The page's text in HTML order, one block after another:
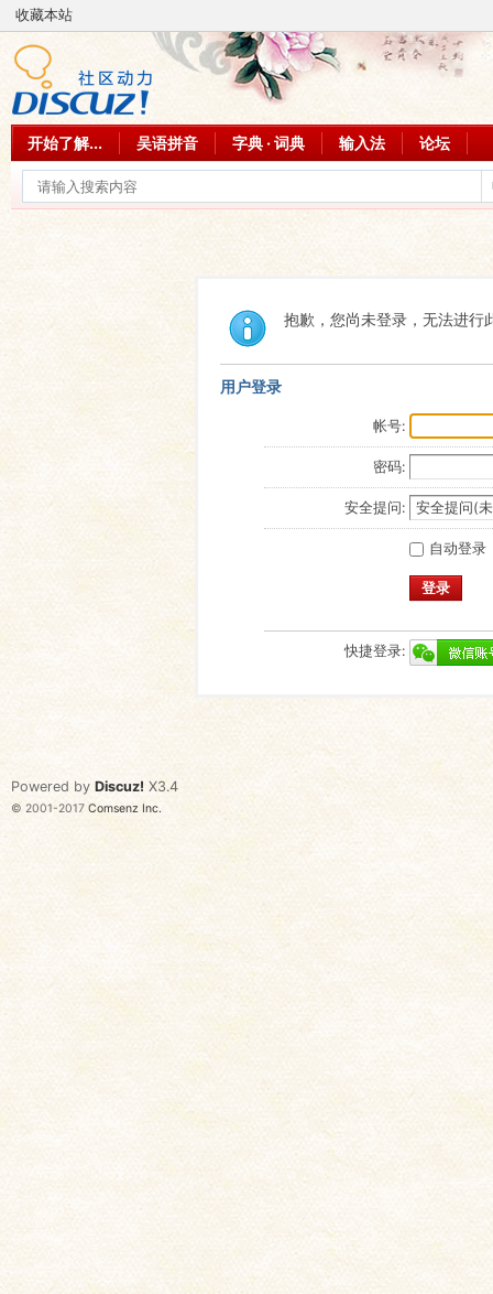
收藏本站
开始了解... 吴语拼音 字典 · 词典 输入法 论坛
抱歉，您尚未登录，无法进行
用户登录
帐号:
密码:
安全提问:
自动登录
登录
快捷登录:
Powered by Discuz! X3.4
© 2001-2017 Comsenz Inc.